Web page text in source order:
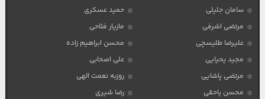
سامان جلیلی
حمید عسکری
مرتضی اشرفی
مازیار فلاحی
علیرضا طلیسچی
محسن ابراهیم زاده
مجید یحیایی
علی اصحابی
مرتضی پاشایی
روزبه نعمت الهی
محسن یاحقی
رضا شیری